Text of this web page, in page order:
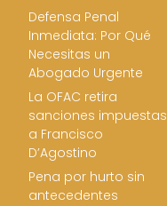
Defensa Penal
Inmediata: Por Qué
Necesitas un
Abogado Urgente
La OFAC retira
sanciones impuestas
a Francisco
D’Agostino
Pena por hurto sin
antecedentes